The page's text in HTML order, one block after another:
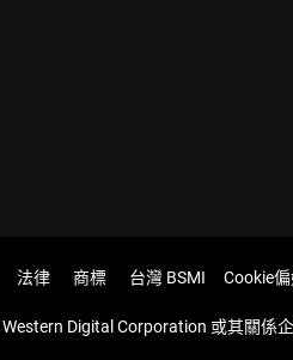
法律 商標 台灣 BSMI Cookie
Digital Corporation 或其關係